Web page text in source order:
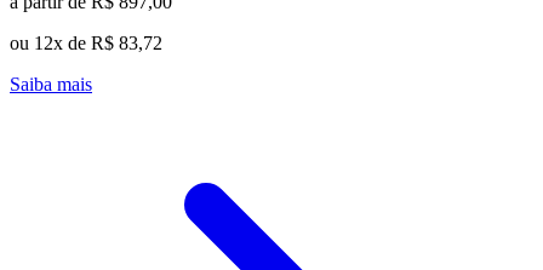
ou 12x de R$ 83,72
Saiba mais